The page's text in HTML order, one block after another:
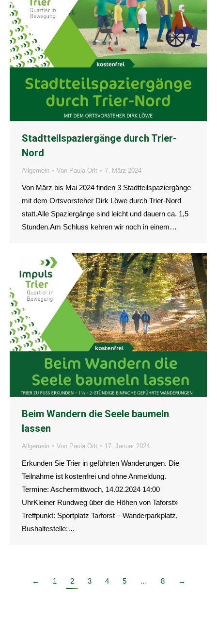
Stadtteilspaziergänge durch Trier-
Nord
Allgemein Von Paula Orlt 7. März 2024
Von März bis Mai 2024 finden 3 Stadtteilspaziergänge
mit dem Ortsvorsteher Dirk Löwe durch Trier-Nord
statt.Alle Spaziergänge sind leicht und dauern ca. 1,5
Stunden.Am Schluss kehren wir noch in einem…
Beim Wandern die Seele baumeln
lassen
Allgemein Von Paula Orlt 17. Januar 2024
Erkunden Sie Trier in geführten Wanderungen. Die
Teilnahme ist kostenfrei und ohne Anmeldung.
Termine: Aschermittwoch, 14.02.2024 14:00
UhrKleiner Rundweg über die Höhen von Taforst»
Treffpunkt: Sportplatz Tarforst – Wanderparkplatz,
Bushaltestelle:…
← 1 2 3 4 5 … 8 →